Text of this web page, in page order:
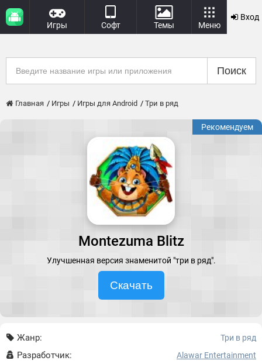
Игры Софт Темы Меню
Вход
Поиск
Главная Игры Игры для Android Три в ряд
Рекомендуем
Montezuma Blitz
Улучшенная версия знаменитой "три в ряд".
Скачать
Жанр: Три в ряд
Разработчик: Alawar Entertainment